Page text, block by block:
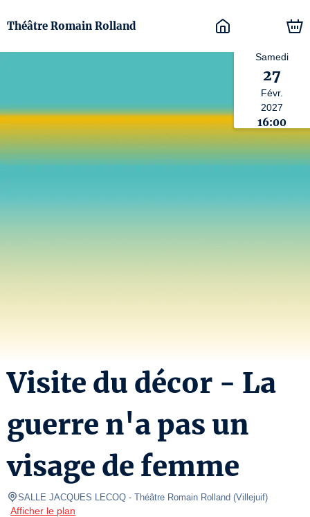
Théâtre Romain Rolland
Samedi
27
Févr.
2027
16:00
Visite du décor - La
guerre n'a pas un
visage de femme
SALLE JACQUES LECOQ - Théâtre Romain Rolland (Villejuif)
Afficher le plan